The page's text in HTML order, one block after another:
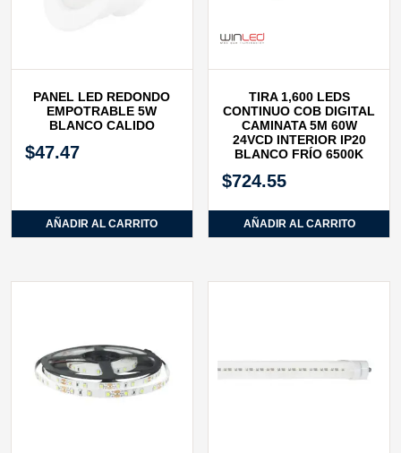
PANEL LED REDONDO
EMPOTRABLE 5W
BLANCO CALIDO
$47.47
AÑADIR AL CARRITO
TIRA 1,600 LEDS
CONTINUO COB DIGITAL
CAMINATA 5M 60W
24VCD INTERIOR IP20
BLANCO FRÍO 6500K
$724.55
AÑADIR AL CARRITO